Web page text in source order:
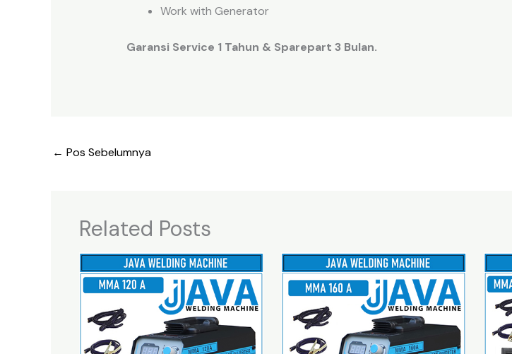
Work with Generator
Garansi Service 1 Tahun & Sparepart 3 Bulan.
← Pos Sebelumnya
Related Posts